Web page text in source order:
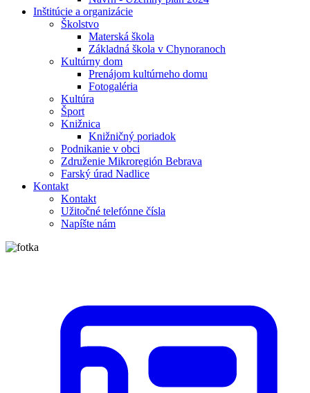
Inštitúcie a organizácie
Školstvo
Materská škola
Základná škola v Chynoranoch
Kultúrny dom
Prenájom kultúrneho domu
Fotogaléria
Kultúra
Šport
Knižnica
Knižničný poriadok
Podnikanie v obci
Združenie Mikroregión Bebrava
Farský úrad Nadlice
Kontakt
Kontakt
Užitočné telefónne čísla
Napíšte nám